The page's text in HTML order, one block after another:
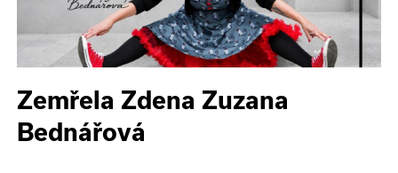
Zemřela Zdena Zuzana
Bednářová